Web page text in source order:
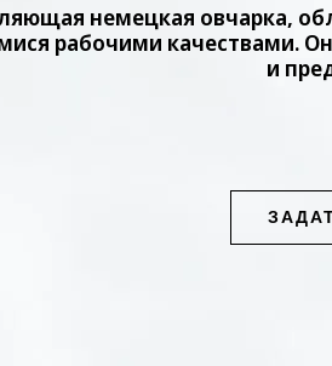
немецкая овчарка,
рабочими качествами.
и